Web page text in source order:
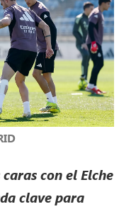
con el Elche
clave para